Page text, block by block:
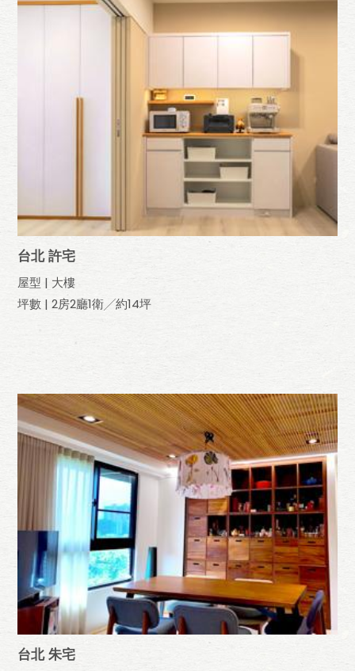
台北 許宅
屋型 | 大樓
坪數 | 2房2廳1衛╱約14坪
台北 朱宅